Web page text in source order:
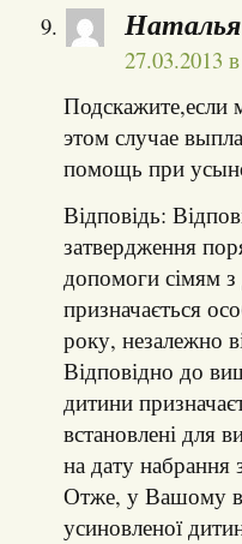
Наталья
27.03.2013
Подскажите,если
этом случае
помощь при
Відповідь:
затвердження
допомоги сімям
призначається
року, незалежно
Відповідно до
дитини
встановлені для
на дату набрання
Отже, у Вашому
усиновленої